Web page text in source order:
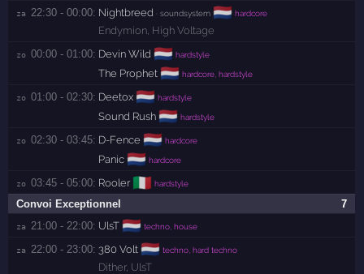
za 22:30 - 00:00: Nightbreed · soundsystem 🇳🇱 hardcore
Endymion High Voltage
zo 00:00 - 01:00: Devin Wild 🇳🇱 hardstyle
The Prophet 🇳🇱 hardcore, hardstyle
zo 01:00 - 02:30: Deetox 🇳🇱 hardstyle
Sound Rush 🇳🇱 hardstyle
zo 02:30 - 03:45: D-Fence 🇳🇱 hardcore
Panic 🇳🇱 hardcore
zo 03:45 - 05:00: Rooler 🇮🇹 hardstyle
7
Convoi Exceptionnel
za 21:00 - 22:00: UlsT 🇳🇱 techno, house
za 22:00 - 23:00: 380 Volt 🇳🇱 techno, hard techno
Dither, UlsT